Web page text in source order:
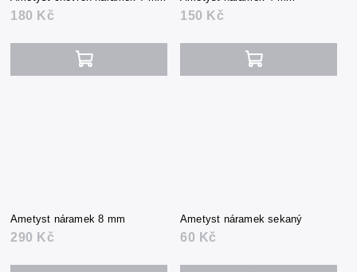
180 Kč 150 Kč
Ametyst náramek 8 mm
290 Kč
Ametyst náramek sekaný
60 Kč